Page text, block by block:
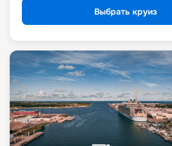
Выбрать круиз